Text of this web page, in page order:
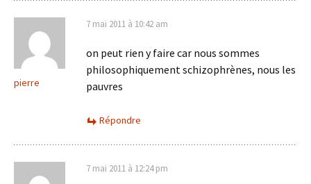
pierre
7 mai 2011 à 10:42 am
on peut rien y faire car nous sommes
philosophiquement schizophrènes, nous les
pauvres
Répondre
7 mai 2011 à 12:24 pm